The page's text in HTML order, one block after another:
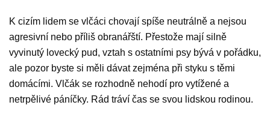
K cizím lidem se vlčáci chovají spíše neutrálně a nejsou
agresivní nebo příliš obranářští. Přestože mají silně
vyvinutý lovecký pud, vztah s ostatními psy bývá v pořádku,
ale pozor byste si měli dávat zejména při styku s těmi
domácími. Vlčák se rozhodně nehodí pro vytížené a
netrpělivé páníčky. Rád tráví čas se svou lidskou rodinou.